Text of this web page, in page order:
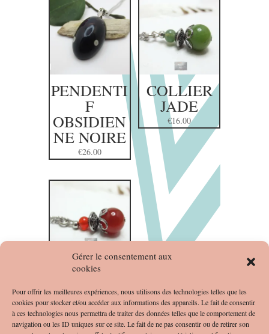
Gérer le consentement aux
cookies
Pour offrir les meilleures expériences, nous utilisons des technologies telles que les
cookies pour stocker et/ou accéder aux informations des appareils. Le fait de consentir
à ces technologies nous permettra de traiter des données telles que le comportement de
navigation ou les ID uniques sur ce site. Le fait de ne pas consentir ou de retirer son
PENDENTI
F
OBSIDIEN
NE NOIRE
€26.00
COLLIER
JADE
€16.00
COLLIER
CORNALI
NE
€16.00